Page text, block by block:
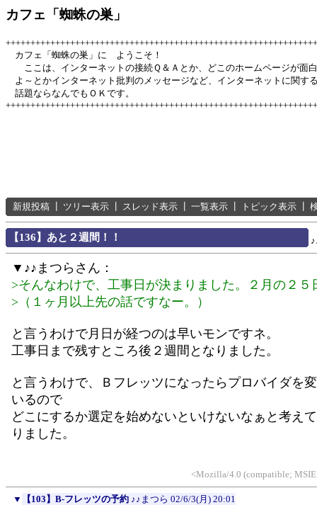
カフェ「蜘蛛の巣」
カフェ「蜘蛛の巣」に ようこそ！
ここは、インターネットの接続Ｑ＆Ａとか、どこのホームページが面
よ～とかインターネット批判のメッセージなど、インターネットに関す
話題ならなんでもＯＫです。
新規投稿 ツリー表示 スレッド表示 一覧表示 トピック表示
【136】あと２週間！！
▼♪♪まつらさん：
>そんなわけで、工事日が決まりました。２月の２５
>（１ヶ月以上先の話ですなー。）
と言うわけで月日が経つのは早いモンですネ。
工事日まで残すところ後２週間となりました。
と言うわけで、Ｂフレッツになったらプロバイダを
いるので
どこにするか選定を始めないといけないなぁと考え
りました。
<Mozilla/4.0 (compatible;
▼ 【103】B-フレッツの予約 ♪♪まつら 02/6/3(月) 20:01